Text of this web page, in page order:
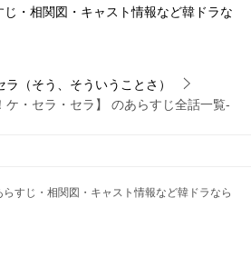
・相関図・キャスト情報など韓ドラな
（そう、そういうことさ）
ケ・セラ・セラ】 のあらすじ全話一覧-
すじ・相関図・キャスト情報など韓ドラなら